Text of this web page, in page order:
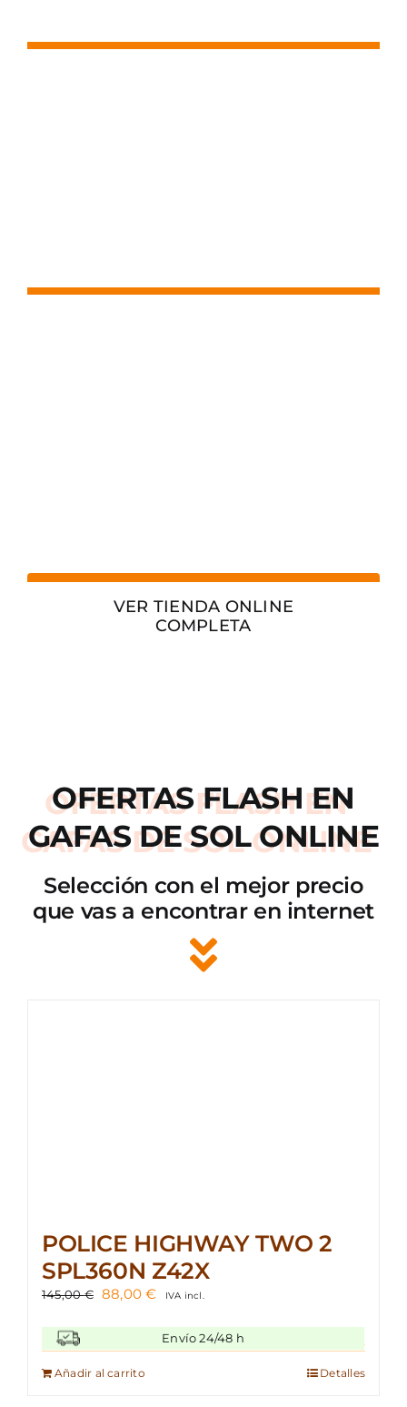
VER TIENDA ONLINE
COMPLETA
OFERTAS FLASH EN
GAFAS DE SOL ONLINE
Selección con el mejor precio
que vas a encontrar en internet
POLICE HIGHWAY TWO 2
SPL360N Z42X
145,00€ El
original
era:
145,00 €.
88,00€ El
actual
es:
IVA incl.
Envío 24/48 h
Añadir al carrito Detalles